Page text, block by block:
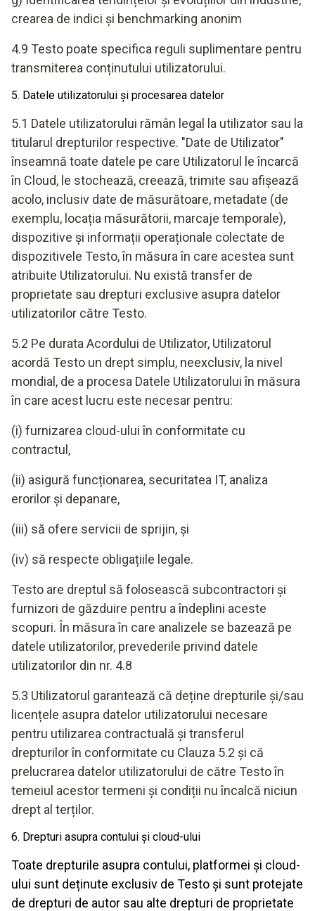
crearea de indici și benchmarking anonim
4.9 Testo poate specifica reguli suplimentare pentru
transmiterea conținutului utilizatorului.
5. Datele utilizatorului și procesarea datelor
5.1 Datele utilizatorului rămân legal la utilizator sau la
titularul drepturilor respective. "Date de Utilizator"
înseamnă toate datele pe care Utilizatorul le încarcă
în Cloud, le stochează, creează, trimite sau afișează
acolo, inclusiv date de măsurătoare, metadate (de
exemplu, locația măsurătorii, marcaje temporale),
dispozitive și informații operaționale colectate de
dispozitivele Testo, în măsura în care acestea sunt
atribuite Utilizatorului. Nu există transfer de
proprietate sau drepturi exclusive asupra datelor
utilizatorilor către Testo.
5.2 Pe durata Acordului de Utilizator, Utilizatorul
acordă Testo un drept simplu, neexclusiv, la nivel
mondial, de a procesa Datele Utilizatorului în măsura
în care acest lucru este necesar pentru:
(i) furnizarea cloud-ului în conformitate cu
contractul,
(ii) asigură funcționarea, securitatea IT, analiza
erorilor și depanare,
(iii) să ofere servicii de sprijin, și
(iv) să respecte obligațiile legale.
Testo are dreptul să folosească subcontractori și
furnizori de găzduire pentru a îndeplini aceste
scopuri. În măsura în care analizele se bazează pe
datele utilizatorilor, prevederile privind datele
utilizatorilor din nr. 4.8
5.3 Utilizatorul garantează că deține drepturile și/sau
licențele asupra datelor utilizatorului necesare
pentru utilizarea contractuală și transferul
drepturilor în conformitate cu Clauza 5.2 și că
prelucrarea datelor utilizatorului de către Testo în
temeiul acestor termeni și condiții nu încalcă niciun
drept al terților.
6. Drepturi asupra contului și cloud-ului
Toate drepturile asupra contului, platformei și cloud-
ului sunt deținute exclusiv de Testo și sunt protejate
de drepturi de autor sau alte drepturi de proprietate